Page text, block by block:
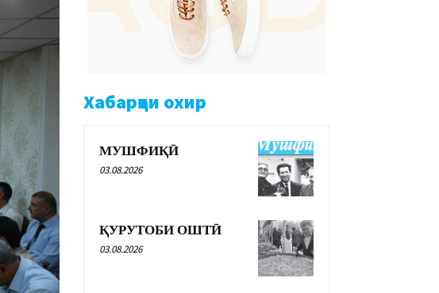
Хабарҳои охир
МУШФИҚӢ
03.08.2026
ҚУРУТОБИ ОШТӢ
03.08.2026